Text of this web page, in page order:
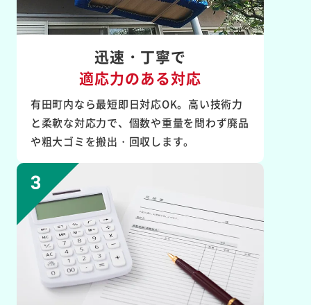
迅速・丁寧で
適応力のある対応
有田町内なら最短即日対応OK。高い技術力
と柔軟な対応力で、個数や重量を問わず廃品
や粗大ゴミを搬出・回収します。